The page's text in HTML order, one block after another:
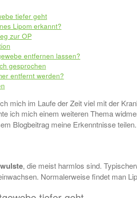
tiefer geht
Lipom erkannt?
zur OP
entfernen lassen?
gesprochen
entfernt werden?
mich im Laufe der Zeit viel mit der
ich mich einem weiteren Thema
Blogbeitrag meine Erkenntnisse teilen.
, die meist harmlos sind.
Normalerweise findet man